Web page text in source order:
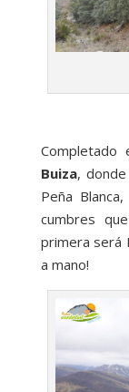
Completado
Buiza,
Peña
cumbres
primera será
a mano!